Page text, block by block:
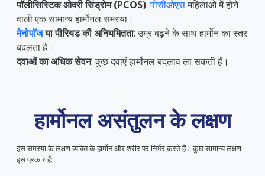
पॉलीसिस्टिक ओवरी सिंड्रोम (PCOS):पीसीओएसमहिलाओं में होने
वाली एक सामान्य हार्मोनल समस्या।
मेनोपॉजया पीरियड की अनियमितता: उम्र बढ़ने के साथ हार्मोन का स्तर
बदलता है।
दवाओं का अधिक सेवन: कुछ दवाएं हार्मोनल बदलाव ला सकती हैं।
हार्मोनल असंतुलन के लक्षण
इस समस्या के लक्षण व्यक्ति के हार्मोन और शरीर पर निर्भर करते हैं। कुछ सामान्य लक्षण
इस प्रकार हैं: